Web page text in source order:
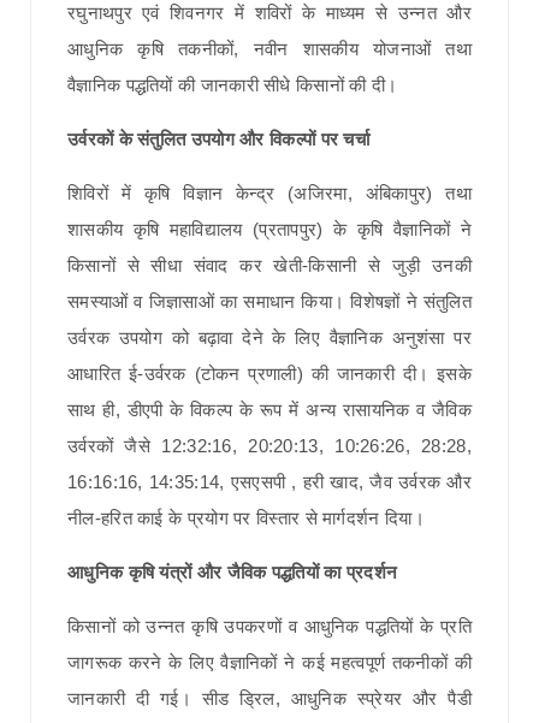
रघुनाथपुर एवं शिवनगर में शविरों के माध्यम से उन्नत और
आधुनिक कृषि तकनीकों, नवीन शासकीय योजनाओं तथा
वैज्ञानिक पद्धतियों की जानकारी सीधे किसानों की दी।
उर्वरकों के संतुलित उपयोग और विकल्पों पर चर्चा
शिविरों में कृषि विज्ञान केन्द्र (अजिरमा, अंबिकापुर) तथा
शासकीय कृषि महाविद्यालय (प्रतापपुर) के कृषि वैज्ञानिकों ने
किसानों से सीधा संवाद कर खेती-किसानी से जुड़ी उनकी
समस्याओं व जिज्ञासाओं का समाधान किया। विशेषज्ञों ने संतुलित
उर्वरक उपयोग को बढ़ावा देने के लिए वैज्ञानिक अनुशंसा पर
आधारित ई-उर्वरक (टोकन प्रणाली) की जानकारी दी। इसके
साथ ही, डीएपी के विकल्प के रूप में अन्य रासायनिक व जैविक
उर्वरकों जैसे 12:32:16, 20:20:13, 10:26:26, 28:28,
16:16:16, 14:35:14, एसएसपी , हरी खाद, जैव उर्वरक और
नील-हरित काई के प्रयोग पर विस्तार से मार्गदर्शन दिया।
आधुनिक कृषि यंत्रों और जैविक पद्धतियों का प्रदर्शन
किसानों को उन्नत कृषि उपकरणों व आधुनिक पद्धतियों के प्रति
जागरूक करने के लिए वैज्ञानिकों ने कई महत्वपूर्ण तकनीकों की
जानकारी दी गई। सीड ड्रिल, आधुनिक स्प्रेयर और पैडी